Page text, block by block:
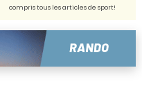
compris tous les articles de sport!